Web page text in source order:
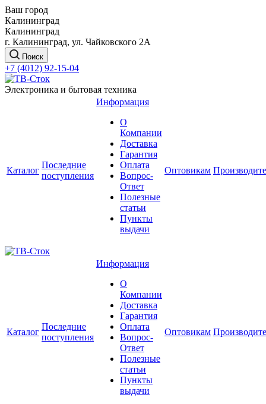
Ваш город
Калининград
Калининград
г. Калининград, ул. Чайковского 2А
Поиск
+7 (4012) 92-15-04
Электроника и бытовая техника
Каталог
Последние
поступления
Информация
О
Компании
Доставка
Гарантия
Оплата
Вопрос-
Ответ
Полезные
статьи
Пункты
выдачи
Оптовикам
Каталог
Последние
поступления
Информация
О
Компании
Доставка
Гарантия
Оплата
Вопрос-
Ответ
Полезные
статьи
Пункты
выдачи
Оптовикам